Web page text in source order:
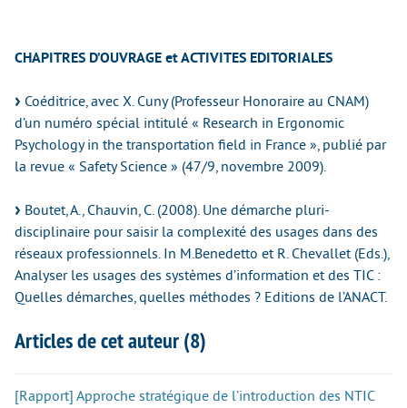
CHAPITRES D’OUVRAGE et ACTIVITES EDITORIALES
Coéditrice, avec X. Cuny (Professeur Honoraire au CNAM)
d’un numéro spécial intitulé « Research in Ergonomic
Psychology in the transportation field in France », publié par
la revue « Safety Science » (47/9, novembre 2009).
Boutet, A., Chauvin, C. (2008). Une démarche pluri-
disciplinaire pour saisir la complexité des usages dans des
réseaux professionnels. In M.Benedetto et R. Chevallet (Eds.),
Analyser les usages des systèmes d’information et des TIC :
Quelles démarches, quelles méthodes ? Editions de l’ANACT.
Articles de cet auteur (8)
[Rapport] Approche stratégique de l’introduction des NTIC